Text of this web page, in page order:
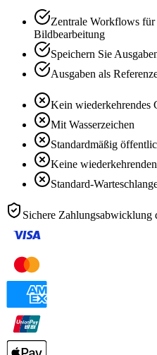
Zentrale Workflows
Bildbearbeitung
Speichern Sie
Ausgaben als
Kein wiederkehrendes
Mit Wasserzeichen
Standardmäßig
Keine
Standard-
Sichere Zahlungsabwicklung